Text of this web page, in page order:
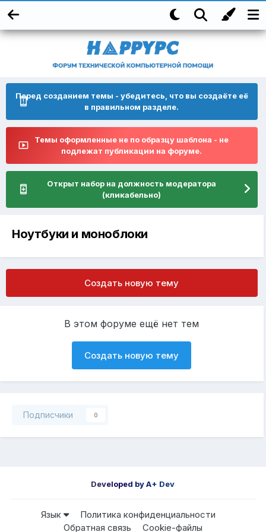
Перед созданием темы - убедитесь, что вы создаёте её
в правильном разделе.
Темы оформленные не по образцу шаблона - не
подлежат публикации на форуме.
Открыт набор на должность модератора
(кликабельно)
Ноутбуки и моноблоки
Создать новую тему
В этом форуме ещё нет тем
Создать новую тему
Подписчики 0
Developed by A+ Dev
Язык
Политика конфиденциальности
Обратная связь
Cookie-файлы